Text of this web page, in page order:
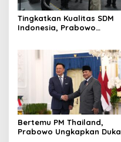
Tingkatkan Kualitas SDM
Indonesia, Prabowo
Terbaik Dunia
Bertemu PM Thailand,
Prabowo Ungkapkan Duka